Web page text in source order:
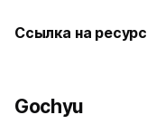
Ссылка на ресурс
Gochyu